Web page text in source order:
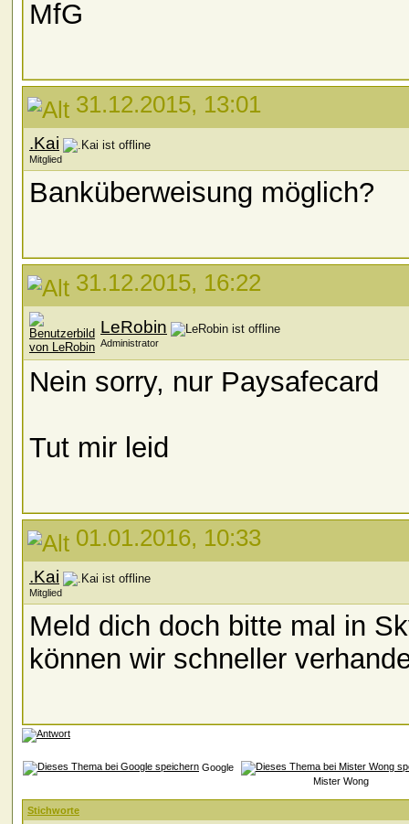
MfG
31.12.2015, 13:01
.Kai
Mitglied
Banküberweisung möglich?
31.12.2015, 16:22
LeRobin
Administrator
Nein sorry, nur Paysafecard
Tut mir leid
01.01.2016, 10:33
.Kai
Mitglied
Meld dich doch bitte mal in
können wir schneller
Google
Mister Wong
Stichworte